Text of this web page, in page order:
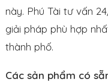
này. Phú Tài tư vấn
giải pháp phù hợp
thành phố.
Các sản phẩm có